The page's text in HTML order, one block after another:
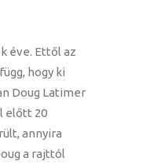
éve. Ettől az
hogy ki
Doug Latimer
előtt 20
annyira
a rajttól